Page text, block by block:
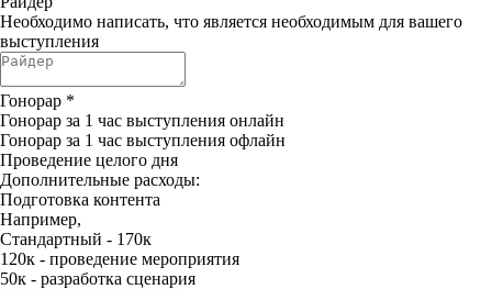
Необходимо написать, что является необходимым для вашего
выступления
Гонорар *
Гонорар за 1 час выступления онлайн
Гонорар за 1 час выступления офлайн
Проведение целого дня
Дополнительные расходы:
Подготовка контента
Например,
Стандартный - 170к
120к - проведение мероприятия
50к - разработка сценария